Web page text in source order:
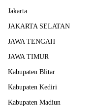
Jakarta
JAKARTA SELATAN
JAWA TENGAH
JAWA TIMUR
Kabupaten Blitar
Kabupaten Kediri
Kabupaten Madiun